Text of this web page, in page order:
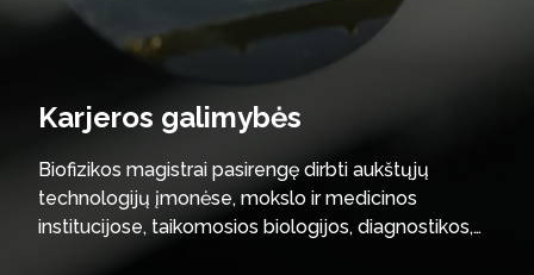
Karjeros galimybės
Biofizikos magistrai pasirengę dirbti aukštųjų
technologijų įmonėse, mokslo ir medicinos
institucijose, taikomosios biologijos, diagnostikos,